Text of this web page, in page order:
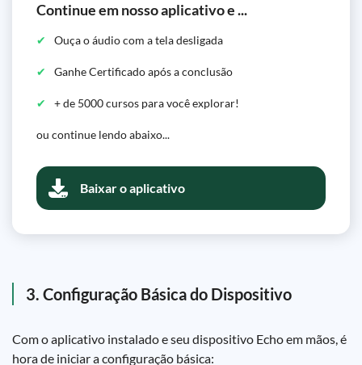
Continue em nosso aplicativo e ...
Ouça o áudio com a tela desligada
Ganhe Certificado após a conclusão
+ de 5000 cursos para você explorar!
ou continue lendo abaixo...
Baixar o aplicativo
3. Configuração Básica do Dispositivo
Com o aplicativo instalado e seu dispositivo Echo em mãos, é
hora de iniciar a configuração básica: